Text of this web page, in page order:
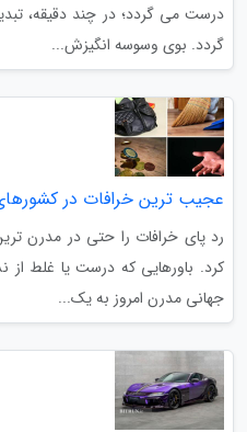
درست می گردد؛ در چند دقیقه،
گردد. بوی وسوسه انگیزش...
عجیب ترین خرافات در
رد پای خرافات را حتی در مدرن
کرد. باورهایی که درست یا غلط
جهانی مدرن امروز به یک...